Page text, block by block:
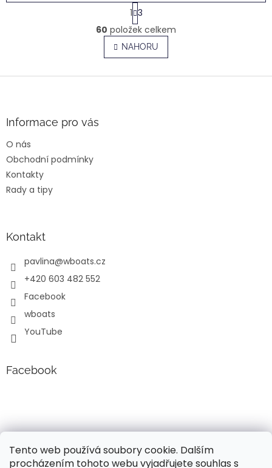
Tento web používá soubory cookie. Dalším
procházením tohoto webu vyjadřujete souhlas s
O
v
l
á
S
t
r
á
n
k
v
1 3
60 položek celkem
NAHORU
Informace pro vás
O nás
Obchodní podmínky
Kontakty
Rady a tipy
Kontakt
pavlina@wboats.cz
+420 603 482 552
Facebook
wboats
YouTube
Facebook